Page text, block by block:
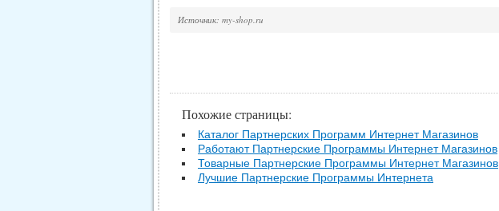
Источник: my-shop.ru
Похожие страницы:
Каталог Партнерских Программ Интернет Магазинов
Работают Партнерские Программы Интернет Магазинов
Товарные Партнерские Программы Интернет Магазинов
Лучшие Партнерские Программы Интернета